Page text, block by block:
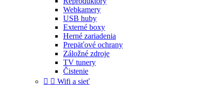
Webkamery
USB huby
Externé boxy
Herné zariadenia
Prepäťové ochrany
Záložné zdroje
TV tunery
Čistenie
  Wifi a sieť